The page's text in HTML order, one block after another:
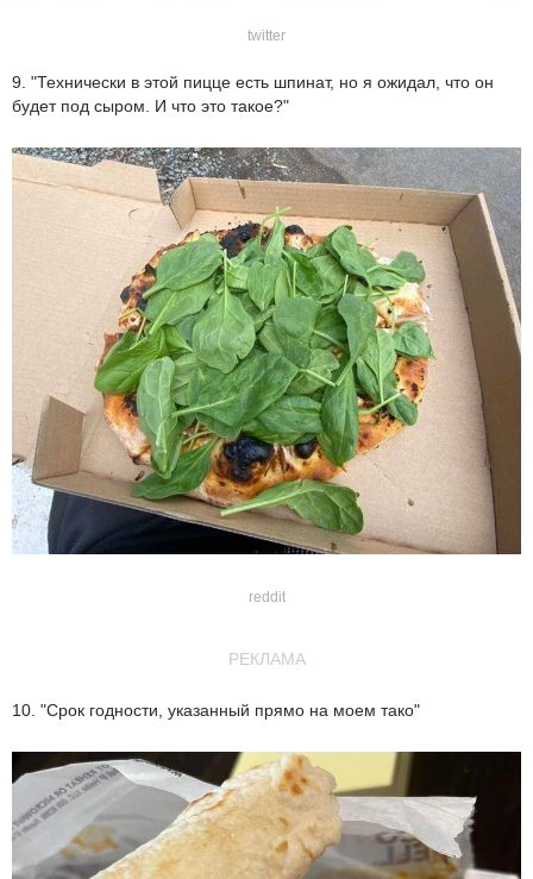
twitter
9. "Технически в этой пицце есть шпинат, но я ожидал, что он
будет под сыром. И что это такое?"
reddit
РЕКЛАМА
10. "Срок годности, указанный прямо на моем тако"